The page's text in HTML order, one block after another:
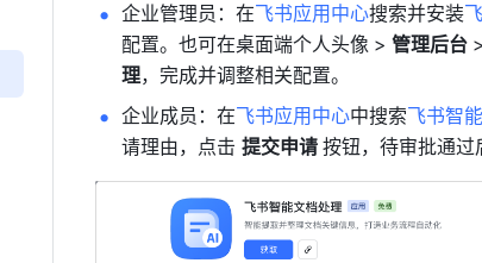
企业管理员：在飞书应用中心搜索并安装
配置。也可在桌面端个人头像 > 管理后台 >
理，完成并调整相关配置。
企业成员：在飞书应用中心中搜索飞书智
请理由，点击 提交申请 按钮，待审批通过